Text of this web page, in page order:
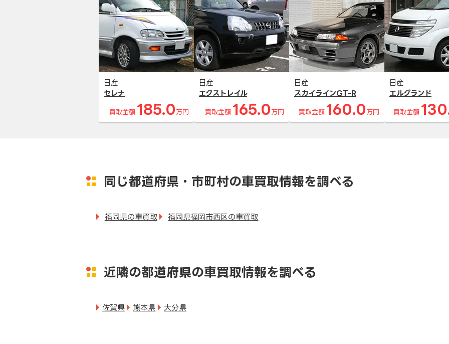
日産
セレナ
買取金額 185.0 万円
日産
エクストレイル
買取金額 165.0 万円
日産
スカイラインGT-R
買取金額 160.0 万円
日産
エルグランド
買取金額
同じ都道府県・市町村の車買取情報を調べる
福岡県の車買取 福岡県福岡市西区の車買取
近隣の都道府県の車買取情報を調べる
佐賀県 熊本県 大分県